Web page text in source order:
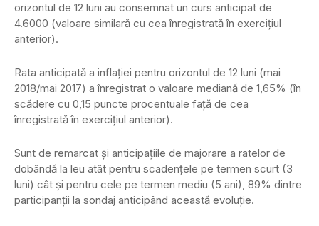
orizontul de 12 luni au consemnat un curs anticipat de
4.6000 (valoare similară cu cea înregistrată în exerciţiul
anterior).
Rata anticipată a inflaţiei pentru orizontul de 12 luni (mai
2018/mai 2017) a înregistrat o valoare mediană de 1,65% (în
scădere cu 0,15 puncte procentuale faţă de cea
înregistrată în exerciţiul anterior).
Sunt de remarcat şi anticipaţiile de majorare a ratelor de
dobândă la leu atât pentru scadenţele pe termen scurt (3
luni) cât şi pentru cele pe termen mediu (5 ani), 89% dintre
participanţii la sondaj anticipând această evoluţie.